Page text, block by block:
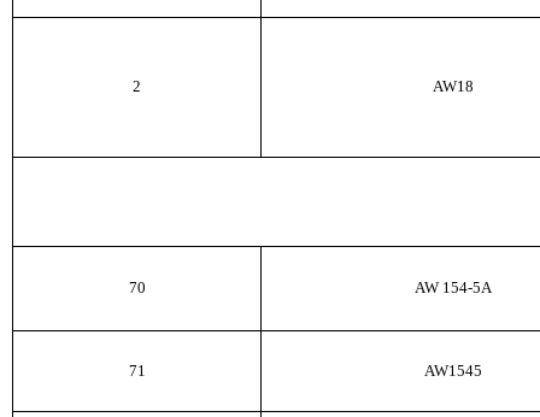
2 AW18
70 AW 154-5А
71 AW1545